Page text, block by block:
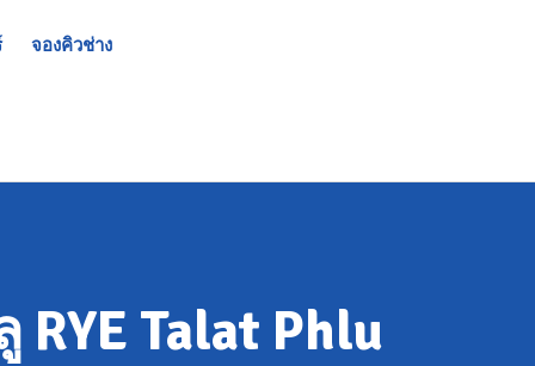
จองคิวช่าง
Talat Phlu